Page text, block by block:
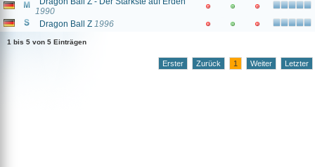
1990
Dragon Ball Z 1996
1 bis 5 von 5 Einträgen
Erster Zurück 1 Weiter Letzter